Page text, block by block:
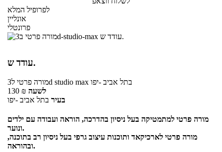
לפרופיל המלא
אונליין
פרונטלי
עודד ש.
מורה פרטיל3d studio max בתל אביב -יפו
130 ₪ לשעה
בעיר בתל אביב -יפו
מורה פרטי למתמטיקה בעל ניסיון בהדרכה, הוראה ועבודה עם ילדים
ונוער.
מורה פרטי לארכיקאד ותוכנות עיצוב גרפי בעל ניסיון רב בתוכנה,
ובהוראה.